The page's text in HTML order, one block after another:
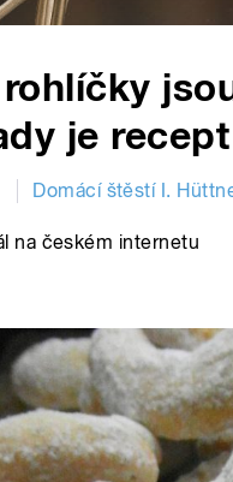
je
Domácí štěstí I.
na českém internetu